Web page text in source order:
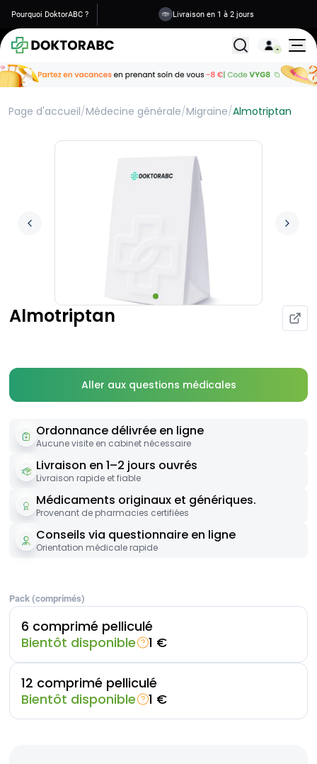
Pourquoi DoktorABC ? Livraison en 1 à 2 jours
Tous les
Page d'accueil/Médecine générale/Migraine/Almotriptan
Almotriptan
Aller aux questions médicales
Ordonnance délivrée en ligne
Aucune visite en cabinet nécessaire
Livraison en 1–2 jours ouvrés
Livraison rapide et fiable
Médicaments originaux et génériques.
Provenant de pharmacies certifiées
Conseils via questionnaire en ligne
Orientation médicale rapide
Pack (comprimés)
6 comprimé pelliculé
Bientôt disponible
1 €
12 comprimé pelliculé
Bientôt disponible
1 €